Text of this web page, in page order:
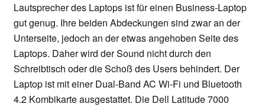
Lautsprecher des Laptops ist für einen Business-Laptop
gut genug. Ihre beiden Abdeckungen sind zwar an der
Unterseite, jedoch an der etwas angehoben Seite des
Laptops. Daher wird der Sound nicht durch den
Schreibtisch oder die Schoß des Users behindert. Der
Laptop ist mit einer Dual-Band AC Wi-Fi und Bluetooth
4.2 Kombikarte ausgestattet. Die Dell Latitude 7000